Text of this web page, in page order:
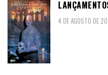
4 DE AGOSTO DE